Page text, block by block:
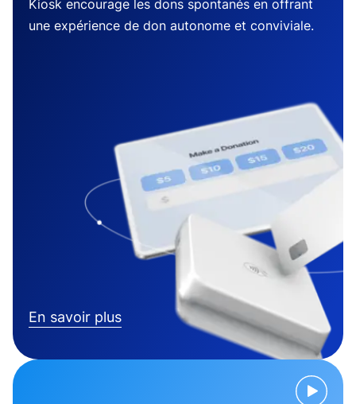
Kiosk encourage les dons spontanés en offrant
une expérience de don autonome et conviviale.
En savoir plus